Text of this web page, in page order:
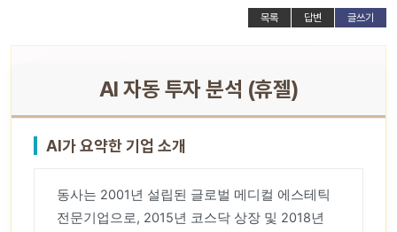
목록 답변 글쓰기
AI 자동 투자 분석 (휴젤)
AI가 요약한 기업 소개
동사는 2001년 설립된 글로벌 메디컬 에스테틱
전문기업으로, 2015년 코스닥 상장 및 2018년